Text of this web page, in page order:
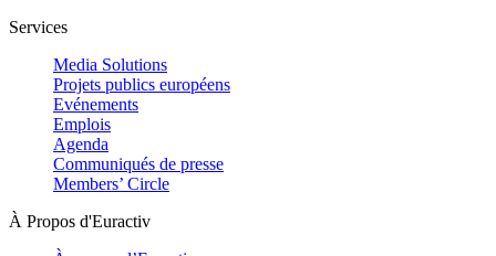
Services
Media Solutions
Projets publics européens
Evénements
Emplois
Agenda
Communiqués de presse
Members’ Circle
À Propos d'Euractiv